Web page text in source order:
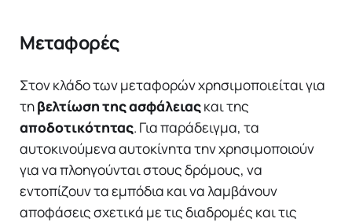
Μεταφορές
Στον κλάδο των μεταφορών χρησιμοποιείται για
τηβελτίωση της ασφάλειαςκαι της
αποδοτικότητας. Για παράδειγμα, τα
αυτοκινούμενα αυτοκίνητα την χρησιμοποιούν
για να πλοηγούνται στους δρόμους, να
εντοπίζουν τα εμπόδια και να λαμβάνουν
αποφάσεις σχετικά με τις διαδρομές και τις